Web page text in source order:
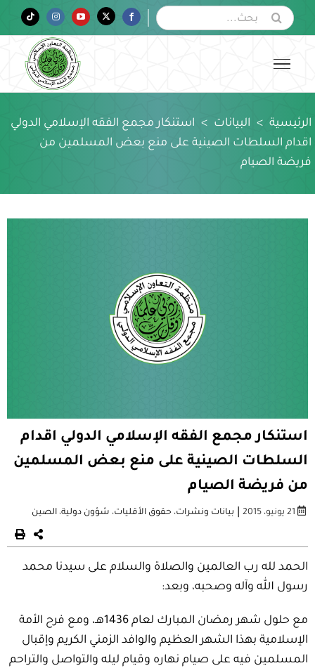
البحث
عن:
Facebook
Twitter
YouTube
Instagram
Tiktok
الرئيسية > البيانات > استنكار مجمع الفقه الإسلامي الدولي
اقدام السلطات الصينية على منع بعض المسلمين من
فريضة الصيام
استنكار مجمع الفقه الإسلامي الدولي اقدام
السلطات الصينية على منع بعض المسلمين
من فريضة الصيام
21 يونيو، 2015 | بيانات ونشرات، حقوق الأقليات، شؤون دولية، الصين
الحمد لله رب العالمين والصلاة والسلام على سيدنا محمد
رسول الله وآله وصحبه، وبعد:
مع حلول شهر رمضان المبارك لعام 1436هـ، ومع فرح الأمة
الإسلامية بهذا الشهر العظيم والوافد الزمني الكريم وإقبال
المسلمين فيه على صيام نهاره وقيام ليله والتواصل والتراحم